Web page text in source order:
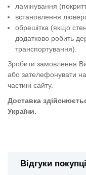
ламінування
встановлення
обрешітка (якщо
додатково робить
транспортування).
Зробити замовлення
або зателефонувати
частині сайту.
Доставка
України.
Відгуки